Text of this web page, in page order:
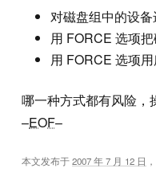
对磁盘组中的设
用 FORCE 选项把
用 FORCE 选项
哪一种方式都有风险，
–EOF–
本文发布于2007 年 7 月 12 日